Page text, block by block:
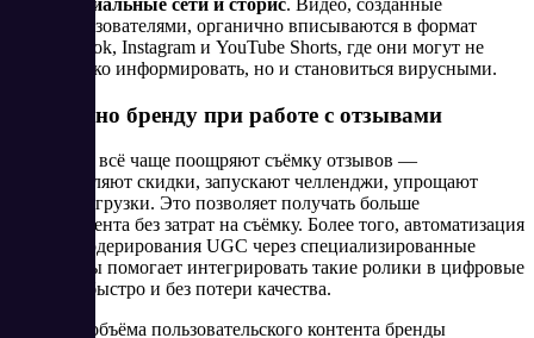
пользователями, органично вписываются в формат
TikTok, Instagram и YouTube Shorts, где они могут не
только информировать, но и становиться вирусными.
Что важно бренду при работе с отзывами
Компании всё чаще поощряют съёмку отзывов —
предоставляют скидки, запускают челленджи, упрощают
процесс загрузки. Это позволяет получать больше
видеоконтента без затрат на съёмку. Более того, автоматизация
сбора и модерирования UGC через специализированные
платформы помогает интегрировать такие ролики в цифровые
витрины быстро и без потери качества.
С ростом объёма пользовательского контента бренды